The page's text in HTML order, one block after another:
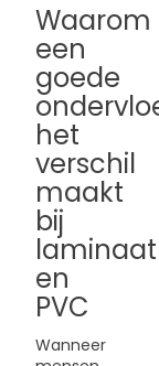
Waarom
een
goede
het
verschil
maakt
bij
laminaat
en
PVC
Wanneer